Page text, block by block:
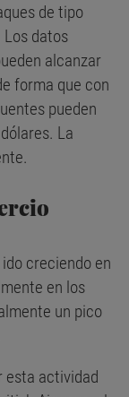
de tipo
datos
alcanzar
forma que con
pueden
La
creciendo en
en los
un pico
esta actividad